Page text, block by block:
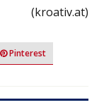
(kroativ.at)
Pinterest